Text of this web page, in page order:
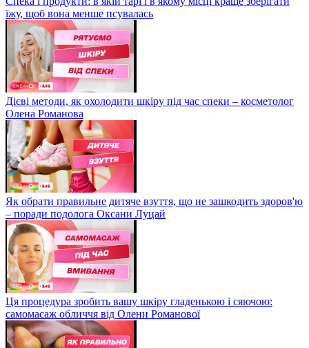
їжу, щоб вона менше псувалась
Дієві методи, як охолодити шкіру під час спеки – косметолог
Олена Романова
Як обрати правильне дитяче взуття, що не зашкодить здоров'ю
– поради подолога Оксани Луцай
Ця процедура зробить вашу шкіру гладенькою і сяючою:
самомасаж обличчя від Олени Романової